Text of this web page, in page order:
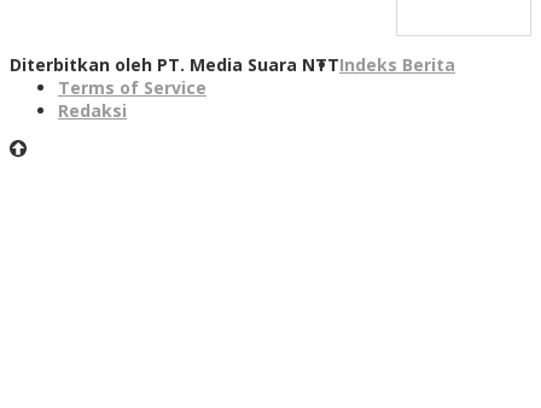
Diterbitkan oleh PT. Media Suara NTTIndeks Berita
Terms of Service
Redaksi